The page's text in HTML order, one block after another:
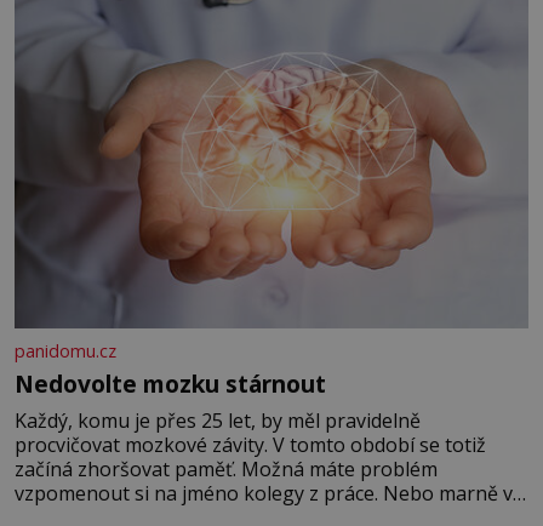
panidomu.cz
Nedovolte mozku stárnout
Každý, komu je přes 25 let, by měl pravidelně
procvičovat mozkové závity. V tomto období se totiž
začíná zhoršovat paměť. Možná máte problém
vzpomenout si na jméno kolegy z práce. Nebo marně v